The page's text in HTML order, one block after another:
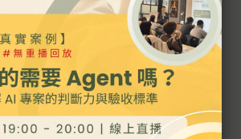
：
：從更
，到可
AI 場景挖掘入門：把日常
卡點變成 AI 候選清單
由 陳向豪 Vincent
NT$700
NT$580